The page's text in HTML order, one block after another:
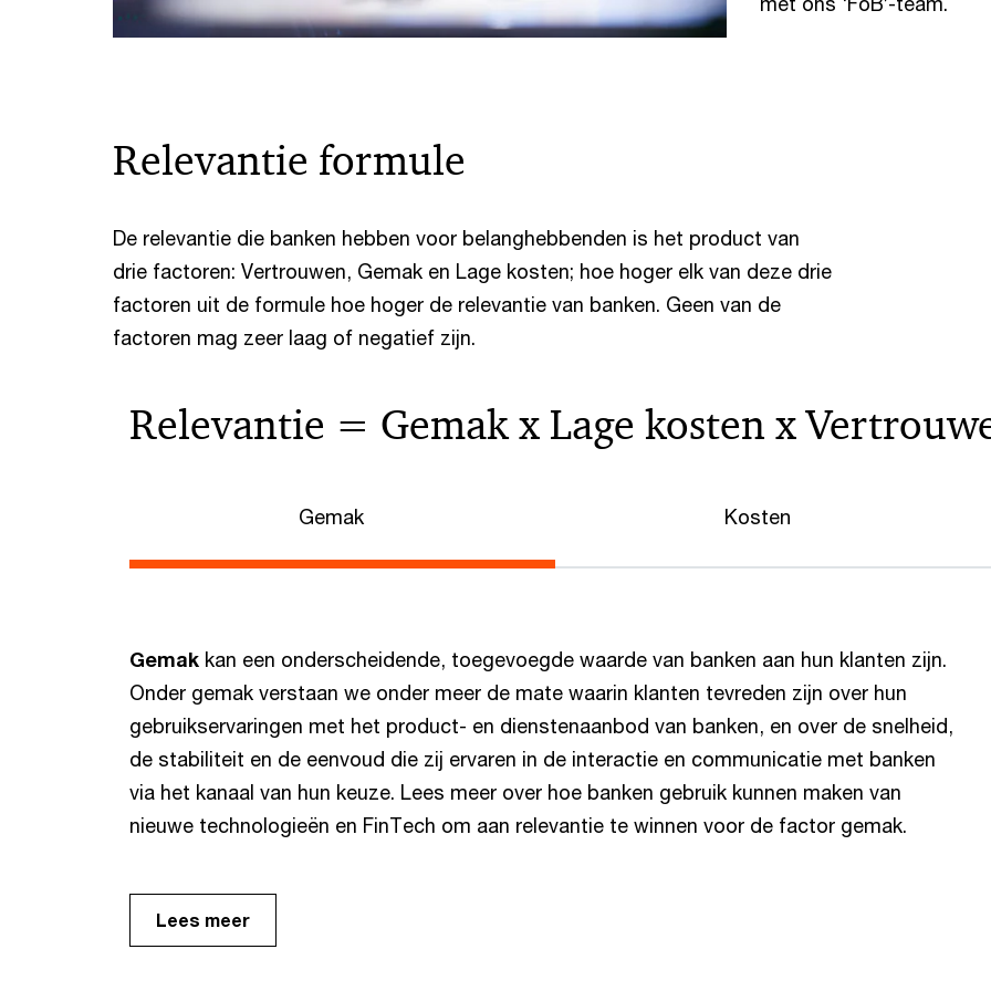
Relevantie formule
De relevantie die banken hebben voor belanghebbenden is het product van
drie factoren: Vertrouwen, Gemak en Lage kosten; hoe hoger elk van deze drie
factoren uit de formule hoe hoger de relevantie van banken. Geen van de
factoren mag zeer laag of negatief zijn.
Relevantie = Gemak x Lage kosten x
Gemak Kosten
Gemak kan een onderscheidende, toegevoegde waarde van banken aan hun klanten zijn.
Onder gemak verstaan we onder meer de mate waarin klanten tevreden zijn over hun
gebruikservaringen met het product- en dienstenaanbod van banken, en over de snelheid,
de stabiliteit en de eenvoud die zij ervaren in de interactie en communicatie met banken
via het kanaal van hun keuze. Lees meer over hoe banken gebruik kunnen maken van
nieuwe technologieën en FinTech om aan relevantie te winnen voor de factor gemak.
Lees meer